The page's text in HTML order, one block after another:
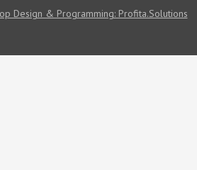
Design & Programming: Profita.Solutions